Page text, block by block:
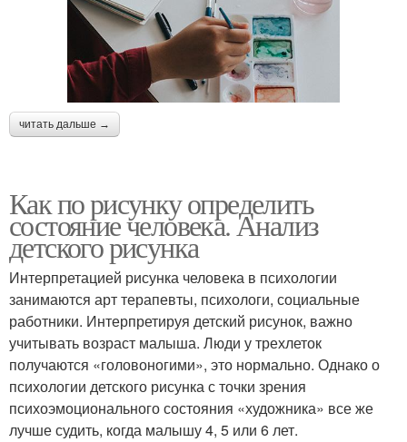
читать дальше →
Как по рисунку определить
состояние человека. Анализ
детского рисунка
Интерпретацией рисунка человека в психологии
занимаются арт терапевты, психологи, социальные
работники. Интерпретируя детский рисунок, важно
учитывать возраст малыша. Люди у трехлеток
получаются «головоногими», это нормально. Однако о
психологии детского рисунка с точки зрения
психоэмоционального состояния «художника» все же
лучше судить, когда малышу 4, 5 или 6 лет.